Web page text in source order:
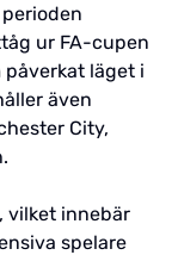
ur FA-cupen
läget i
även
City,
vilket innebär
spelare